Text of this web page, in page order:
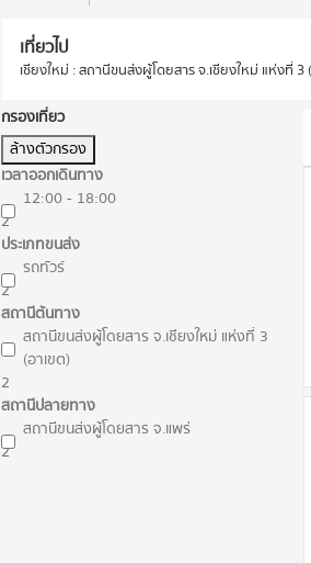
เที่ยวไป
เชียงใหม่ : สถานีขนส่งผู้โดยสาร จ.เชียงใหม่ แห่งที่ 3
กรองเที่ยว
ล้างตัวกรอง
เวลาออกเดินทาง
12:00 - 18:00
2
ประเภทขนส่ง
รถทัวร์
2
สถานีต้นทาง
สถานีขนส่งผู้โดยสาร จ.เชียงใหม่ แห่งที่ 3
(อาเขต)
2
สถานีปลายทาง
สถานีขนส่งผู้โดยสาร จ.แพร่
2